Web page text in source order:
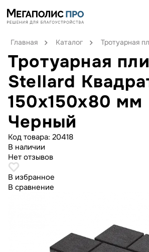
Главная Каталог Тротуарная
Тротуарная
Stellard
150x150x80 мм
Черный
Код товара: 20418
В наличии
Нет отзывов
В избранное
В сравнение